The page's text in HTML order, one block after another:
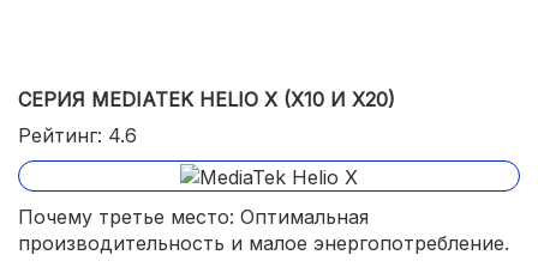
СЕРИЯ MEDIATEK HELIO X (X10 И X20)
Рейтинг: 4.6
Почему третье место: Оптимальная
производительность и малое энергопотребление.